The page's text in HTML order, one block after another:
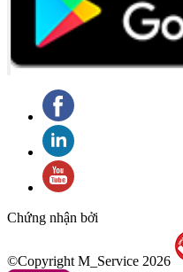
Chứng nhận bởi
©Copyright M_Service 2026